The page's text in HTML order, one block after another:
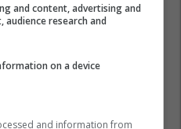
and content, advertising and
research and
on a device
and information from